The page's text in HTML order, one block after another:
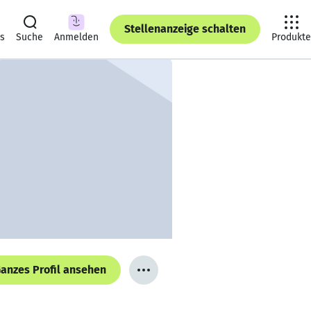
Suche Anmelden
Stellenanzeige schalten
Produkte
Profil ansehen